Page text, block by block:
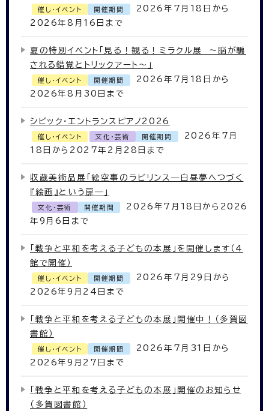
催し・イベント 開催期間
2026年7月18日から
2026年8月16日まで
夏の特別イベント「見る！観る！ミラクル展 ～脳が騙
される錯覚とトリックアート～」
催し・イベント 開催期間
2026年7月18日から
2026年8月30日まで
シビック・エントランスピアノ2026
催し・イベント 文化・芸術 開催期間
2026年7月
18日から2027年2月28日まで
収蔵美術品展「絵空事のラビリンス─白昼夢へつづく
『絵画』という扉─」
文化・芸術 開催期間
2026年7月18日から2026
年9月6日まで
「戦争と平和を考える子どもの本展」を開催します（4
館で開催）
催し・イベント 開催期間
2026年7月29日から
2026年9月24日まで
「戦争と平和を考える子どもの本展」開催中！（多賀図
書館）
催し・イベント 開催期間
2026年7月31日から
2026年9月27日まで
「戦争と平和を考える子どもの本展」開催のお知らせ
（多賀図書館）